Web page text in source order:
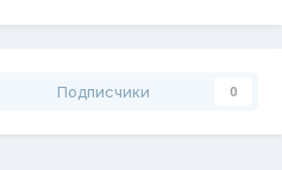
Подписчики 0